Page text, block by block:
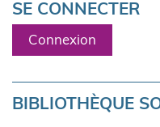
SE CONNECTER
Connexion
BIBLIOTHÈQUE